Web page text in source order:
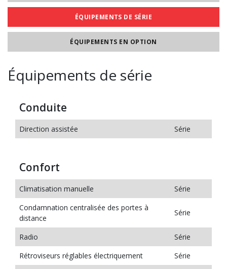
ÉQUIPEMENTS DE SÉRIE
ÉQUIPEMENTS EN OPTION
Équipements de série
Conduite
Direction assistée Série
Confort
Climatisation manuelle
Série
Condamnation centralisée des portes à
distance
Série
Radio
Série
Rétroviseurs réglables électriquement
Série